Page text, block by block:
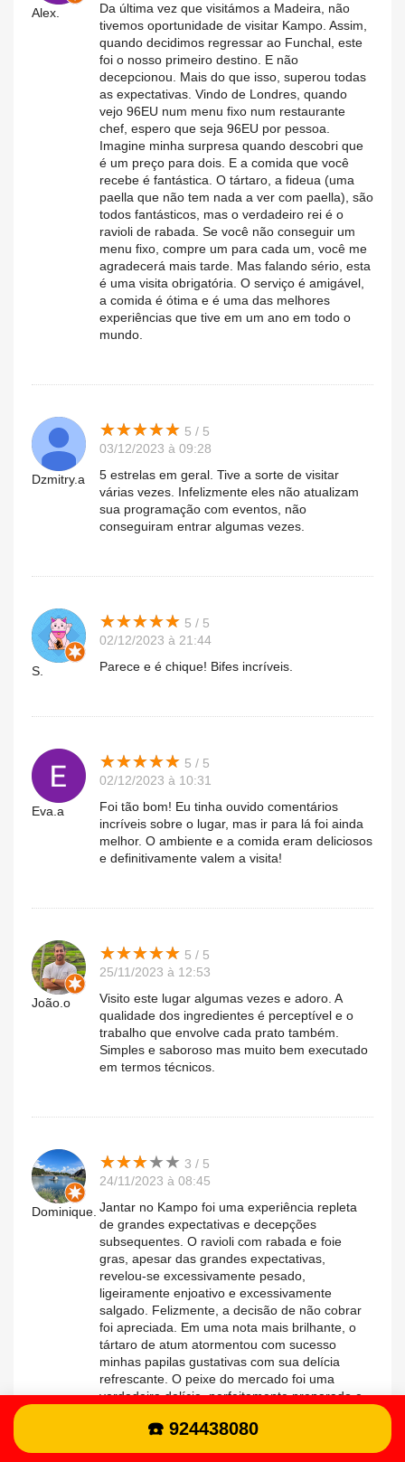
Alex.
Da última vez que visitámos a Madeira, não
tivemos oportunidade de visitar Kampo. Assim,
quando decidimos regressar ao Funchal, este
foi o nosso primeiro destino. E não
decepcionou. Mais do que isso, superou todas
as expectativas. Vindo de Londres, quando
vejo 96EU num menu fixo num restaurante
chef, espero que seja 96EU por pessoa.
Imagine minha surpresa quando descobri que
é um preço para dois. E a comida que você
recebe é fantástica. O tártaro, a fideua (uma
paella que não tem nada a ver com paella), são
todos fantásticos, mas o verdadeiro rei é o
ravioli de rabada. Se você não conseguir um
menu fixo, compre um para cada um, você me
agradecerá mais tarde. Mas falando sério, esta
é uma visita obrigatória. O serviço é amigável,
a comida é ótima e é uma das melhores
experiências que tive em um ano em todo o
mundo.
Dzmitry.a
★★★★★
★★★★★ 5 / 5
03/12/2023 à 09:28
5 estrelas em geral. Tive a sorte de visitar
várias vezes. Infelizmente eles não atualizam
sua programação com eventos, não
conseguiram entrar algumas vezes.
S.
★★★★★
★★★★★ 5 / 5
02/12/2023 à 21:44
Parece e é chique! Bifes incríveis.
Eva.a
★★★★★
★★★★★ 5 / 5
02/12/2023 à 10:31
Foi tão bom! Eu tinha ouvido comentários
incríveis sobre o lugar, mas ir para lá foi ainda
melhor. O ambiente e a comida eram deliciosos
e definitivamente valem a visita!
João.o
★★★★★
★★★★★ 5 / 5
25/11/2023 à 12:53
Visito este lugar algumas vezes e adoro. A
qualidade dos ingredientes é perceptível e o
trabalho que envolve cada prato também.
Simples e saboroso mas muito bem executado
em termos técnicos.
Dominique.
★★★★★
★★★★★ 3 / 5
24/11/2023 à 08:45
Jantar no Kampo foi uma experiência repleta
de grandes expectativas e decepções
subsequentes. O ravioli com rabada e foie
gras, apesar das grandes expectativas,
revelou-se excessivamente pesado,
ligeiramente enjoativo e excessivamente
salgado. Felizmente, a decisão de não cobrar
foi apreciada. Em uma nota mais brilhante, o
tártaro de atum atormentou com sucesso
minhas papilas gustativas com sua delícia
refrescante. O peixe do mercado foi uma
verdadeira delícia, perfeitamente preparado e
cotta finalizou a refeição com uma nota
☎️ 924438080